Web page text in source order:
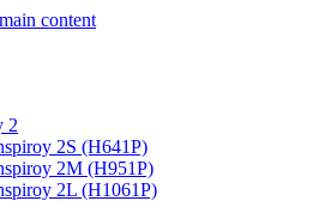
content
2
2S (H641P)
2M (H951P)
2L (H1061P)